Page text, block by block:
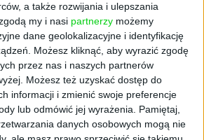
a także rozwijania i ulepszania
my i nasi partnerzy możemy
dane geolokalizacyjne i identyfikację
Możesz kliknąć, aby wyrazić zgodę
przez nas i naszych partnerów
Możesz też uzyskać dostęp do
informacji i zmienić swoje preferencje
lub odmówić jej wyrażenia.
Pamiętaj,
danych osobowych mogą nie
się po wyjątkowo
skrzyżowaniu, na którym
się coś dobrego i złego.
reportera jest uzależniony od
który się dzieje. Spokojny,
– będący wytchnieniem dla
zdjęć – to dzień
dużo wydarzeń to dużo